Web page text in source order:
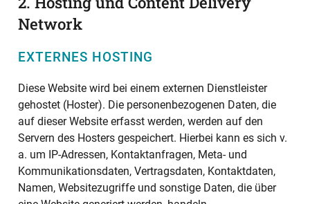
Network
EXTERNES HOSTING
Diese Website wird bei einem externen Dienstleister
gehostet (Hoster). Die personenbezogenen Daten, die
auf dieser Website erfasst werden, werden auf den
Servern des Hosters gespeichert. Hierbei kann es sich v.
a. um IP-Adressen, Kontaktanfragen, Meta- und
Kommunikationsdaten, Vertragsdaten, Kontaktdaten,
Namen, Websitezugriffe und sonstige Daten, die über